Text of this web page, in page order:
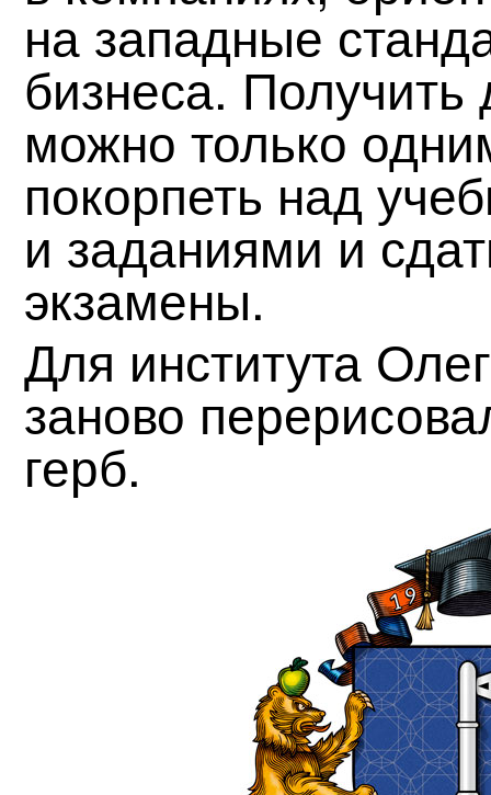
на западные
бизнеса. Получить
можно только
покорпеть над
и заданиями и
экзамены.
Для института
заново
герб.